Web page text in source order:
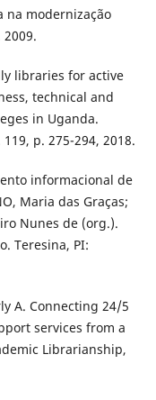
na modernização
libraries for active
technical and
in Uganda.
p. 275-294, 2018.
informacional de
Maria das Graças;
Nunes de (org.).
Teresina, PI:
A. Connecting 24/5
services from a
Librarianship,